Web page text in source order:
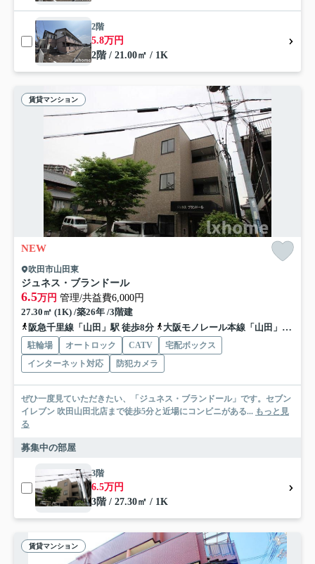
2階
5.8万円
2階 / 21.00㎡ / 1K
賃貸マンション
NEW
吹田市山田東
ジュネス・ブランドール
6.5万円 管理/共益費6,000円
27.30㎡ (1K) /築26年 /3階建
阪急千里線「山田」駅 徒歩8分
大阪モノレール本線「山田」駅 徒歩8分
駐輪場 オートロック CATV
宅配ボックス
インターネット対応
防犯カメラ
ぜひ一度見ていただきたい、「ジュネス・ブランドール」です。セブン
イレブン 吹田山田北店まで徒歩5分と近場にコンビニがある... もっと見
る
募集中の部屋
3階
6.5万円
3階 / 27.30㎡ / 1K
賃貸マンション